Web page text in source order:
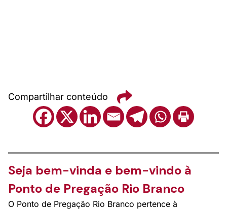
Compartilhar conteúdo
Seja bem-vinda e bem-vindo à
Ponto de Pregação Rio Branco
O Ponto de Pregação Rio Branco pertence à